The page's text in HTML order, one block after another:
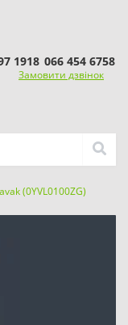
1918 066 454 6758
Замовити дзвінок
(0YVL0100ZG)